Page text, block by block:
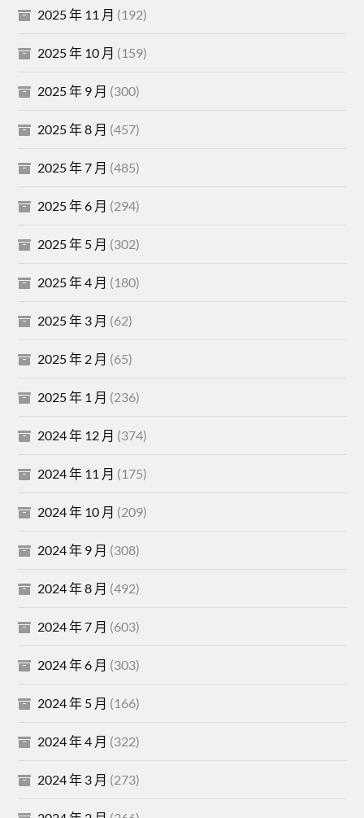
2025 年 11 月 (192)
2025 年 10 月 (159)
2025 年 9 月 (300)
2025 年 8 月 (457)
2025 年 7 月 (485)
2025 年 6 月 (294)
2025 年 5 月 (302)
2025 年 4 月 (180)
2025 年 3 月 (62)
2025 年 2 月 (65)
2025 年 1 月 (236)
2024 年 12 月 (374)
2024 年 11 月 (175)
2024 年 10 月 (209)
2024 年 9 月 (308)
2024 年 8 月 (492)
2024 年 7 月 (603)
2024 年 6 月 (303)
2024 年 5 月 (166)
2024 年 4 月 (322)
2024 年 3 月 (273)